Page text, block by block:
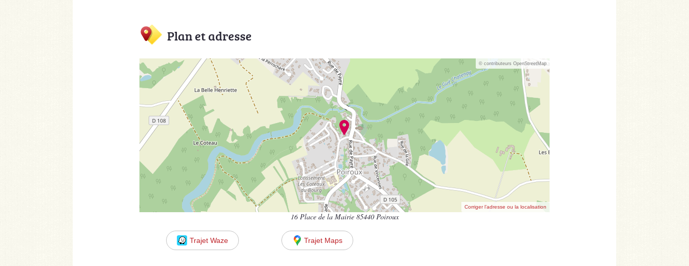
Plan et adresse
© contributeurs OpenStreetMap
Corriger l’adresse ou la localisation
16 Place de la Mairie 85440 Poiroux
Trajet Waze Trajet Maps